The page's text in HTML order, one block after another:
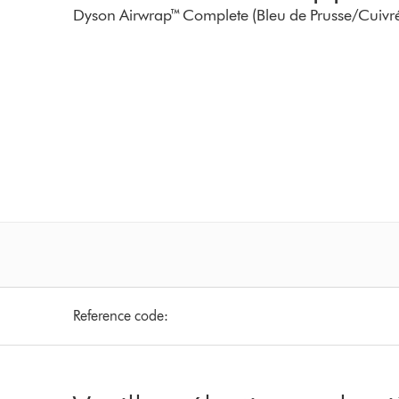
Dyson Airwrap™ Complete (Bleu de Prusse/
Reference code: